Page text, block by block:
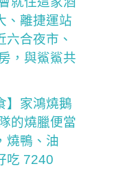
、離捷運站
合夜市、
，與鯊鯊共
】家鴻燒鵝
的燒臘便當
燒鴨、油
吃 7240